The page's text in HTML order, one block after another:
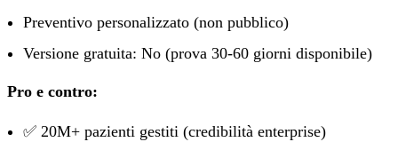
Preventivo personalizzato (non pubblico)
Versione gratuita: No (prova 30-60 giorni disponibile)
Pro e contro:
✅ 20M+ pazienti gestiti (credibilità enterprise)